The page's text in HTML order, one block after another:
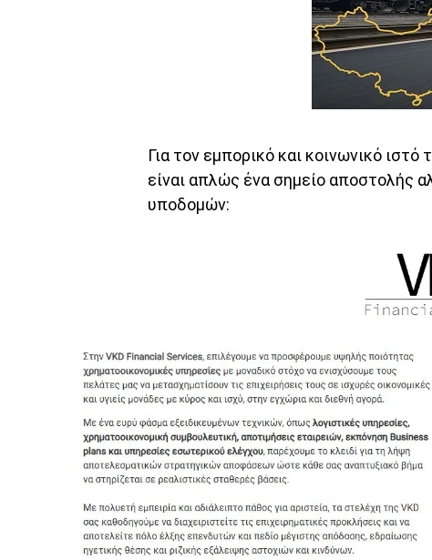
Για τον εμπορικό και κοινωνικό
είναι απλώς ένα σημείο αποστολής
υποδομών: